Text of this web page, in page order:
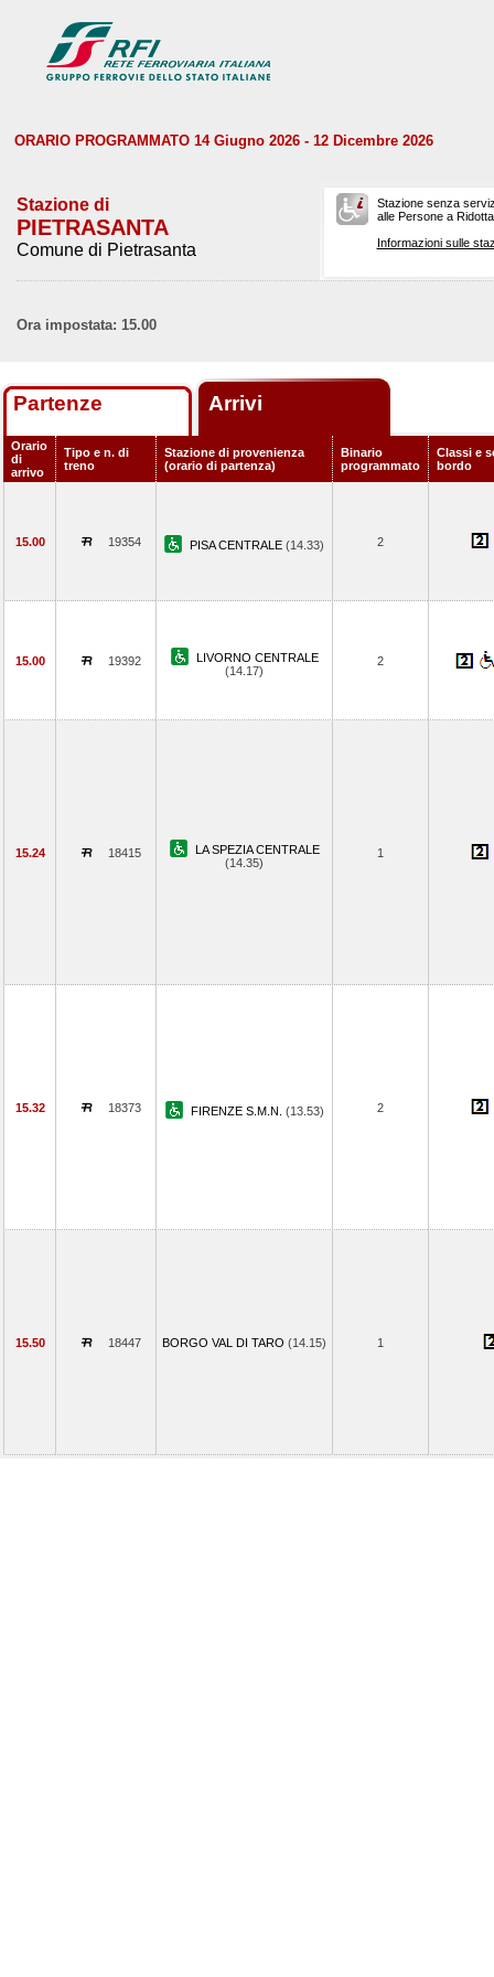
ORARIO PROGRAMMATO 14 Giugno 2026 - 12 Dicembre 2026
Stazione di
PIETRASANTA
Comune di Pietrasanta
Stazione senza
alle Persone a
Informazioni sulle
Ora impostata: 15.00
Partenze Arrivi
Orario
di
arrivo
Tipo e n. di
treno
Stazione di provenienza
(orario di partenza)
Binario
programmato
Classi e
bordo
15.00 19354 PISA CENTRALE (14.33) 2
15.00 19392
LIVORNO CENTRALE
(14.17)
2
15.24 18415
LA SPEZIA CENTRALE
(14.35)
1
15.32 18373 FIRENZE S.M.N. (13.53) 2
15.50 18447 BORGO VAL DI TARO (14.15) 1